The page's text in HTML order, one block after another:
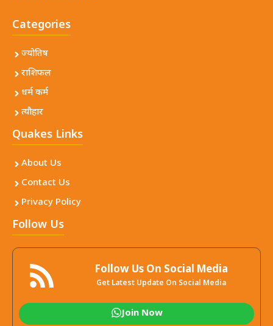
Categories
ज्योतिष
राशिफल
धर्म कर्म
त्यौहार
Quakes Links
About Us
Contact Us
Privacy Policy
Follow Us
Follow Us On Social Media
Get Latest Update On Social Media
Join Now